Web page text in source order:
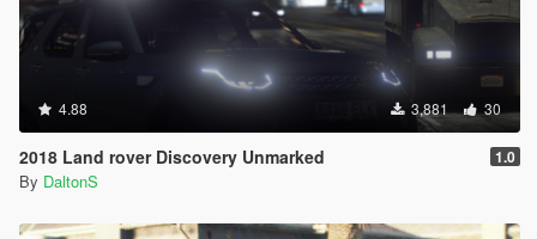
4.88 3,881 30
2018 Land rover Discovery Unmarked 1.0
By DaltonS